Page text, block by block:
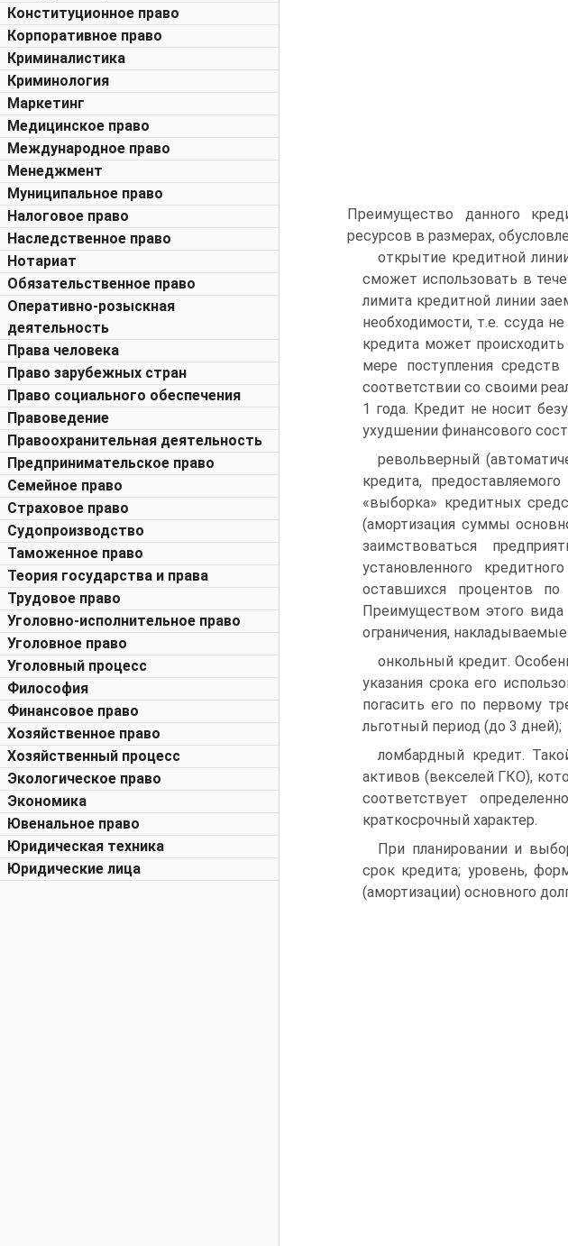
Конституционное право
Корпоративное право
Криминалистика
Криминология
Маркетинг
Медицинское право
Международное право
Менеджмент
Муниципальное право
Налоговое право
Наследственное право
Нотариат
Обязательственное право
Оперативно-розыскная
деятельность
Права человека
Право зарубежных стран
Право социального обеспечения
Правоведение
Правоохранительная деятельность
Предпринимательское право
Семейное право
Страховое право
Судопроизводство
Таможенное право
Теория государства и права
Трудовое право
Уголовно-исполнительное право
Уголовное право
Уголовный процесс
Философия
Финансовое право
Хозяйственное право
Хозяйственный процесс
Экологическое право
Экономика
Ювенальное право
Юридическая техника
Юридические лица
Преимущество данного
ресурсов в размерах,
открытие кредитной
сможет использовать в
лимита кредитной линии
необходимости, т.е. ссуда
кредита может
мере поступления
соответствии со своими
1 года. Кредит не носит
ухудшении финансового
револьверный
кредита,
«выборка» кредитных
(амортизация суммы
заимствоваться
установленного
оставшихся процентов по
Преимуществом этого
ограничения,
онкольный кредит.
указания срока его
погасить его по первому
льготный период (до 3 дней);
ломбардный кредит.
активов (векселей ГКО),
соответствует
краткосрочный характер.
При планировании и
срок кредита; уровень,
(амортизации) основного